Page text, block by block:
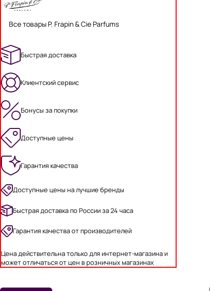
Все товары P. Frapin & Cie Parfums
Быстрая доставка
Клиентский сервис
Бонусы за покупки
Доступные цены
Гарантия качества
Доступные цены на лучшие бренды
Быстрая доставка по России за 24 часа
Гарантия качества от производителей
Цена действительна только для интернет-магазина и
может отличаться от цен в розничных магазинах